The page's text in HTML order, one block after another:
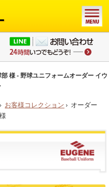
様 - 野球ユニフォームオーダー イウ
› お客様コレクション › オーダー